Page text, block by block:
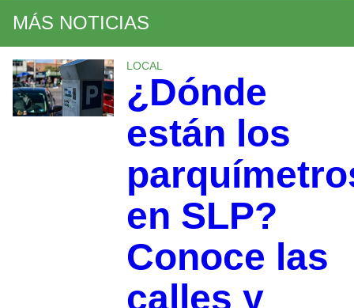
MÁS NOTICIAS
LOCAL
¿Dónde
están los
en SLP?
Conoce las
calles y